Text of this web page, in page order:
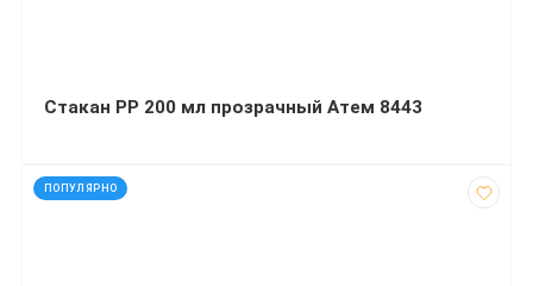
Стакан РР 200 мл прозрачный Атем 8443
ПОПУЛЯРНО
код: 32446